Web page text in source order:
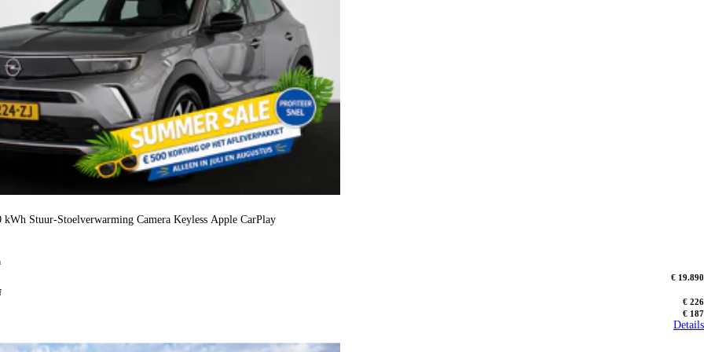
Stuur-Stoelverwarming Camera Keyless Apple CarPlay
€ 19.890
€ 226
€ 187
Details